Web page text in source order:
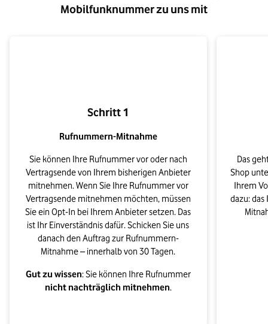
Mobilfunknummer zu uns mit
Schritt 1
Rufnummern-Mitnahme
Sie können Ihre Rufnummer vor oder nach
Vertragsende von Ihrem bisherigen Anbieter
mitnehmen. Wenn Sie Ihre Rufnummer vor
Vertragsende mitnehmen möchten, müssen
Sie ein Opt-In bei Ihrem Anbieter setzen. Das
ist Ihr Einverständnis dafür. Schicken Sie uns
danach den Auftrag zur Rufnummern-
Mitnahme – innerhalb von 30 Tagen.
Gut zu wissen: Sie können Ihre Rufnummer
nicht nachträglich mitnehmen.
Das
Shop
Ihrem
dazu: